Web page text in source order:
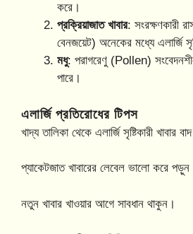
করে।
প্রক্রিয়াজাত খাবার: সংরক্ষণকারী
বেনজয়েট) অনেকের মধ্যে এলার্জি
মধু: পরাগরেণু (Pollen)
পারে।
এলার্জি প্রতিরোধের টিপস
খাদ্য তালিকা থেকে এলার্জি সৃষ্টিকারী খাবার
প্যাকেটজাত খাবারের লেবেল ভালো করে
নতুন খাবার খাওয়ার আগে সাবধান থাকুন।